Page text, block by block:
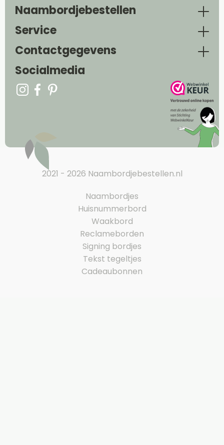
Naambordjebestellen
Service
Contactgegevens
Socialmedia
2021 - 2026 Naambordjebestellen.nl
Naambordjes
Huisnummerbord
Waakbord
Reclameborden
Signing bordjes
Tekst tegeltjes
Cadeaubonnen